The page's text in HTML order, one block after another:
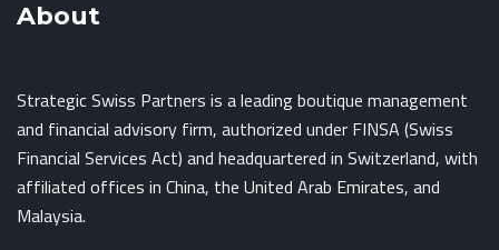
About
Strategic Swiss Partners is a leading boutique management
and financial advisory firm, authorized under FINSA (Swiss
Financial Services Act) and headquartered in Switzerland, with
affiliated offices in China, the United Arab Emirates, and
Malaysia.